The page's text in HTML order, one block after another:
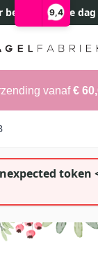
9,4
besteld, zelfde
vanaf€
token